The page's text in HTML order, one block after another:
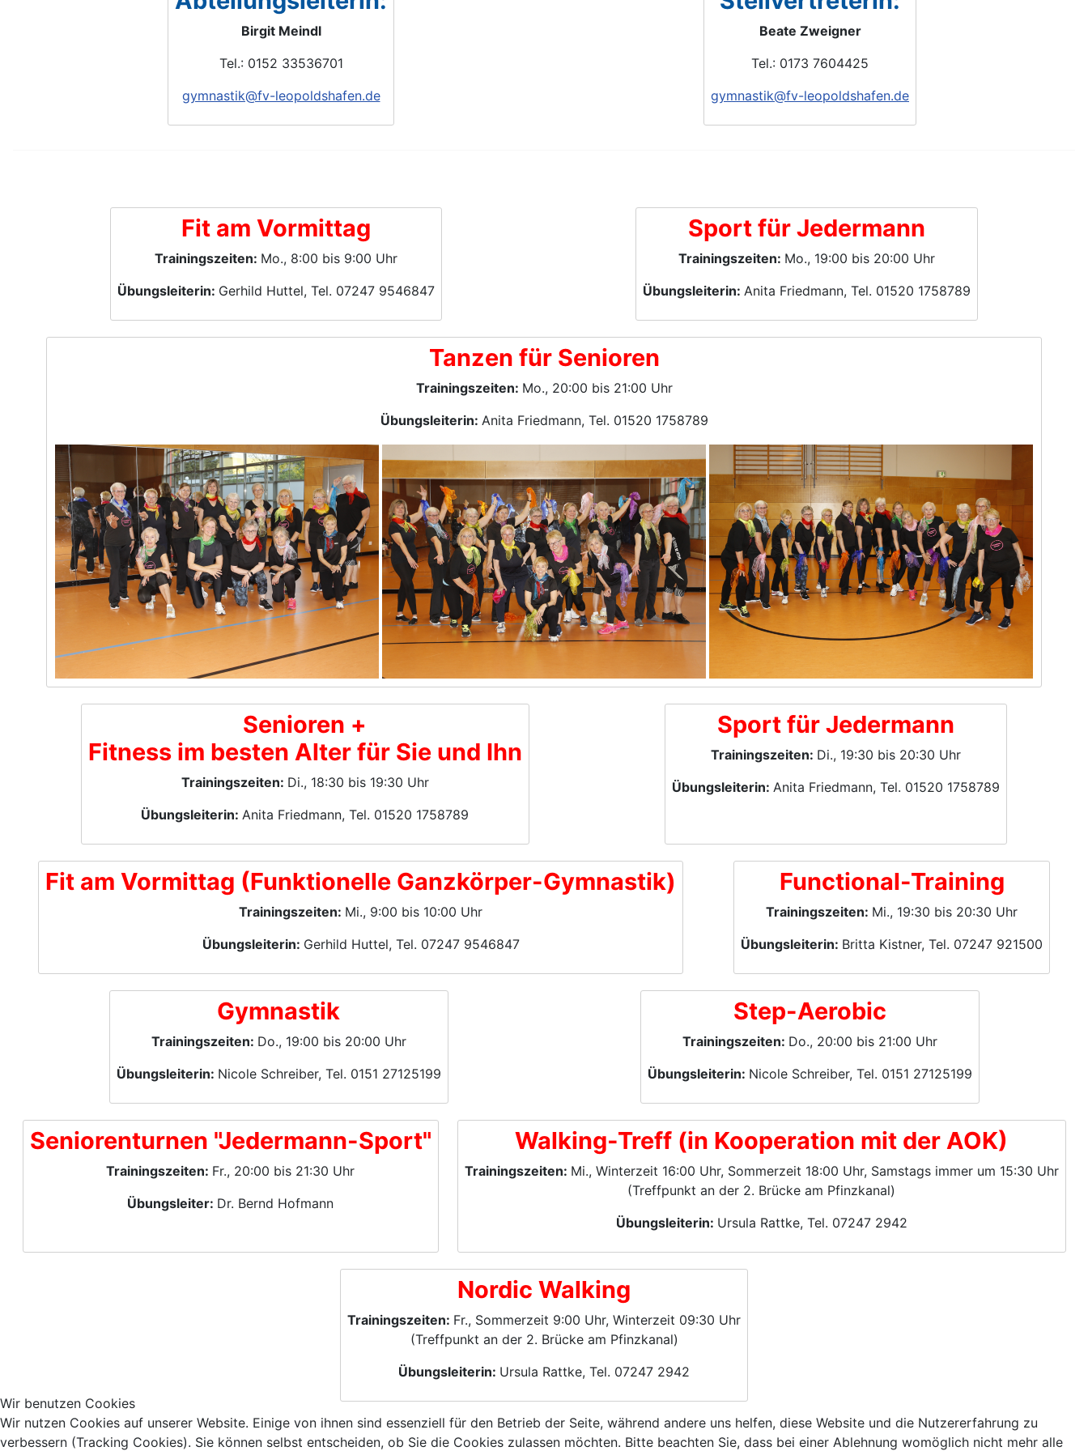
Birgit Meindl
Tel.: 0152 33536701
gymnastik@fv-leopoldshafen.de
Beate Zweigner
Tel.: 0173 7604425
gymnastik@fv-leopoldshafen.de
Fit am Vormittag
Trainingszeiten: Mo., 8:00 bis 9:00 Uhr
Übungsleiterin: Gerhild Huttel, Tel. 07247 9546847
Sport für Jedermann
Trainingszeiten: Mo., 19:00 bis 20:00 Uhr
Übungsleiterin:Anita Friedmann, Tel. 01520 1758789
Tanzen für Senioren
Trainingszeiten: Mo., 20:00 bis 21:00 Uhr
Übungsleiterin: Anita Friedmann, Tel. 01520 1758789
Senioren +
Fitness im besten Alter für Sie und Ihn
Trainingszeiten: Di., 18:30 bis 19:30 Uhr
Übungsleiterin:Anita Friedmann, Tel. 01520 1758789
Sport für Jedermann
Trainingszeiten: Di., 19:30 bis 20:30 Uhr
Übungsleiterin:Anita Friedmann, Tel. 01520 1758789
Fit am Vormittag (Funktionelle Ganzkörper-Gymnastik)
Trainingszeiten: Mi., 9:00 bis 10:00 Uhr
Übungsleiterin: Gerhild Huttel, Tel. 07247 9546847
Functional-Training
Trainingszeiten: Mi., 19:30 bis 20:30 Uhr
Übungsleiterin: Britta Kistner, Tel. 07247 921500
Gymnastik
Trainingszeiten: Do., 19:00 bis 20:00 Uhr
Übungsleiterin: Nicole Schreiber, Tel. 0151 27125199
Step-Aerobic
Trainingszeiten: Do., 20:00 bis 21:00 Uhr
Übungsleiterin: Nicole Schreiber, Tel. 0151 27125199
Seniorenturnen "Jedermann-Sport"
Trainingszeiten: Fr., 20:00 bis 21:30 Uhr
Übungsleiter: Dr. Bernd Hofmann
Walking-Treff (in Kooperation mit der AOK)
Trainingszeiten: Mi., Winterzeit 16:00 Uhr, Sommerzeit 18:00 Uhr, Samstags immer um 15:30 Uhr
(Treffpunkt an der 2. Brücke am Pfinzkanal)
Übungsleiterin: Ursula Rattke, Tel. 07247 2942
Nordic Walking
Trainingszeiten: Fr., Sommerzeit 9:00 Uhr, Winterzeit 09:30 Uhr
(Treffpunkt an der 2. Brücke am Pfinzkanal)
Übungsleiterin: Ursula Rattke, Tel. 07247 2942
Wir benutzen Cookies
Wir nutzen Cookies auf unserer Website. Einige von ihnen sind essenziell für den Betrieb der Seite, während andere uns helfen, diese Website und die Nutzererfahrung zu
verbessern (Tracking Cookies). Sie können selbst entscheiden, ob Sie die Cookies zulassen möchten. Bitte beachten Sie, dass bei einer Ablehnung womöglich nicht mehr alle